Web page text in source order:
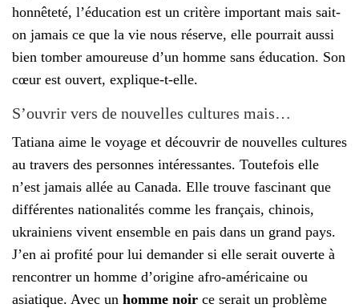
honnêteté, l’éducation est un critère important mais sait-
on jamais ce que la vie nous réserve, elle pourrait aussi
bien tomber amoureuse d’un homme sans éducation. Son
cœur est ouvert, explique-t-elle.
S’ouvrir vers de nouvelles cultures mais…
Tatiana aime le voyage et découvrir de nouvelles cultures
au travers des personnes intéressantes. Toutefois elle
n’est jamais allée au Canada. Elle trouve fascinant que
différentes nationalités comme les français, chinois,
ukrainiens vivent ensemble en pais dans un grand pays.
J’en ai profité pour lui demander si elle serait ouverte à
rencontrer un homme d’origine afro-américaine ou
asiatique. Avec un homme noir ce serait un problème